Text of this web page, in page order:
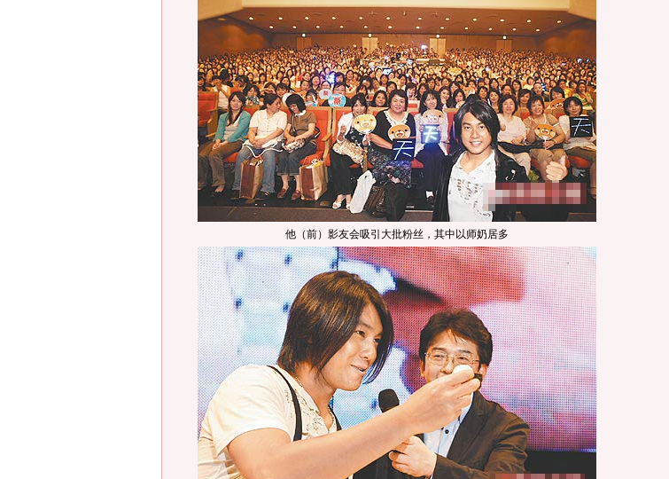
他（前）影友会吸引大批粉丝，其中以师奶居多